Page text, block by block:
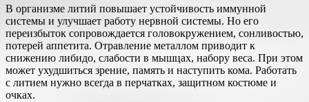
В организме литий повышает устойчивость иммунной
системы и улучшает работу нервной системы. Но его
переизбыток сопровождается головокружением, сонливостью,
потерей аппетита. Отравление металлом приводит к
снижению либидо, слабости в мышцах, набору веса. При этом
может ухудшиться зрение, память и наступить кома. Работать
с литием нужно всегда в перчатках, защитном костюме и
очках.